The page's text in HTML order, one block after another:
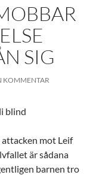
SIG
KOMMENTAR
blind
mot Leif
är sådana
barnen tro